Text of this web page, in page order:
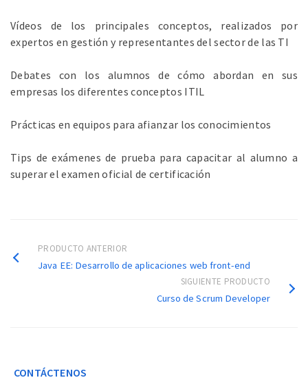
Vídeos de los principales conceptos, realizados por
expertos en gestión y representantes del sector de las TI
Debates con los alumnos de cómo abordan en sus
empresas los diferentes conceptos ITIL
Prácticas en equipos para afianzar los conocimientos
Tips de exámenes de prueba para capacitar al alumno a
superar el examen oficial de certificación
PRODUCTO ANTERIOR
Java EE: Desarrollo de aplicaciones web front-end
SIGUIENTE PRODUCTO
Curso de Scrum Developer
CONTÁCTENOS